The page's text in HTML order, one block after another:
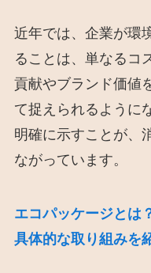
近年では、企業が環
ることは、単なるコ
貢献やブランド価値
て捉えられるように
明確に示すことが、
ながっています。
エコパッケージとは
具体的な取り組みを